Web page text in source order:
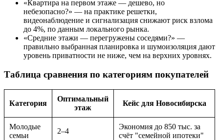
«Квартира на первом этаже — дешево, но
небезопасно?» — на практике решетки,
видеонаблюдение и сигнализация снижают риск взлома
до 4%, по данным локального рынка.
«Средние этажи — перегружены соседями?» —
правильно выбранная планировка и шумоизоляция дают
уровень приватности не ниже, чем на верхних уровнях.
Таблица сравнения по категориям покупателей
Категория
Оптимальный
этаж
Кейс для Новосибирска
Молодые
семьи
2–4
Экономия до 850 тыс. за
счёт "семейной ипотеки"